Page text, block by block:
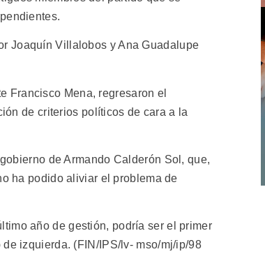
Joaquín Villalobos y Ana Guadalupe
Francisco Mena, regresaron el
de criterios políticos de cara a la
de Armando Calderón Sol, que,
ha podido aliviar el problema de
año de gestión, podría ser el primer
izquierda. (FIN/IPS/lv- mso/mj/ip/98